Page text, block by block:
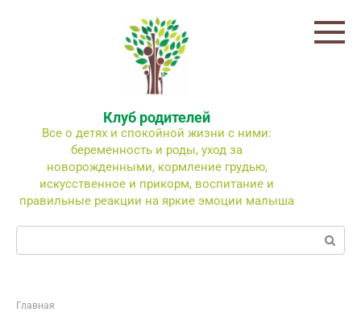
Клуб родителей
Все о детях и спокойной жизни с ними:
беременность и роды, уход за
новорожденными, кормление грудью,
искусственное и прикорм, воспитание и
правильные реакции на яркие эмоции малыша
Поиск:
Главная